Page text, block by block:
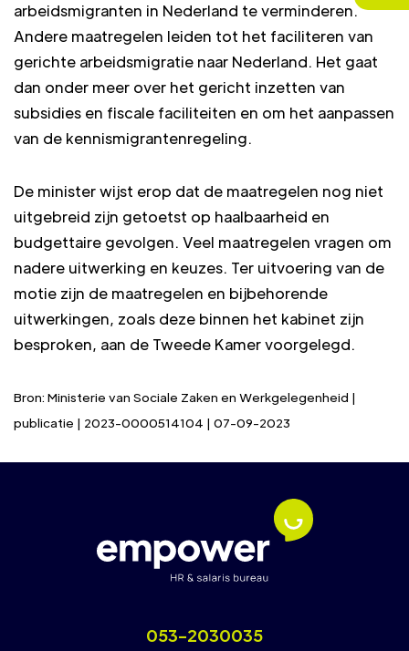
arbeidsmigranten in Nederland te verminderen.
Andere maatregelen leiden tot het faciliteren van
gerichte arbeidsmigratie naar Nederland. Het gaat
dan onder meer over het gericht inzetten van
subsidies en fiscale faciliteiten en om het aanpassen
van de kennismigrantenregeling.
De minister wijst erop dat de maatregelen nog niet
uitgebreid zijn getoetst op haalbaarheid en
budgettaire gevolgen. Veel maatregelen vragen om
nadere uitwerking en keuzes. Ter uitvoering van de
motie zijn de maatregelen en bijbehorende
uitwerkingen, zoals deze binnen het kabinet zijn
besproken, aan de Tweede Kamer voorgelegd.
Bron: Ministerie van Sociale Zaken en Werkgelegenheid |
publicatie | 2023-0000514104 | 07-09-2023
053-2030035